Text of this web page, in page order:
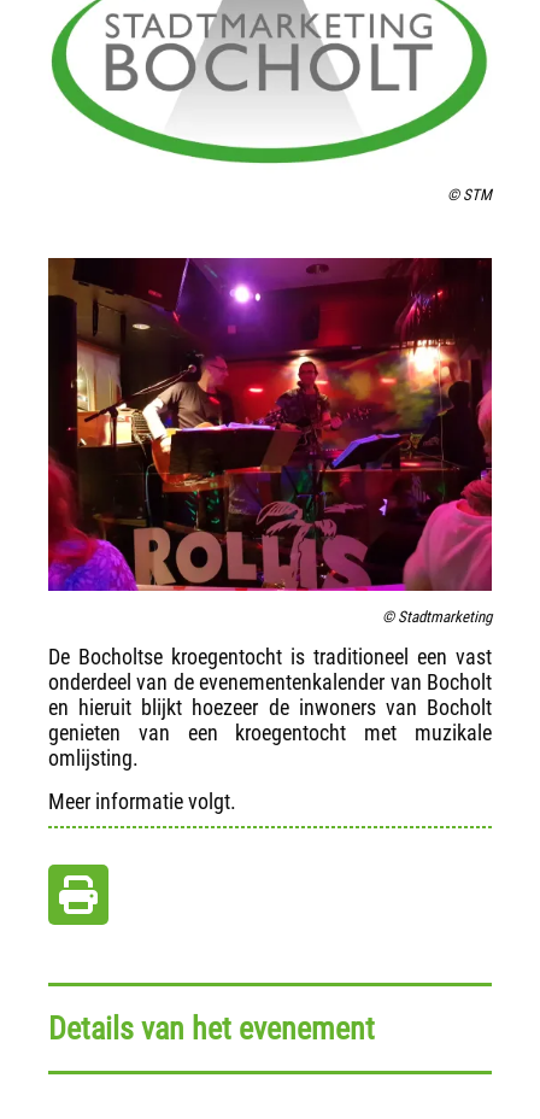
© STM
© Stadtmarketing
De Bocholtse kroegentocht is traditioneel een vast
onderdeel van de evenementenkalender van Bocholt
en hieruit blijkt hoezeer de inwoners van Bocholt
genieten van een kroegentocht met muzikale
omlijsting.
Meer informatie volgt.
Details van het evenement